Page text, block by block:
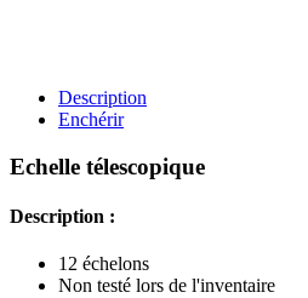
Description
Enchérir
Echelle télescopique
Description :
12 échelons
Non testé lors de l'inventaire